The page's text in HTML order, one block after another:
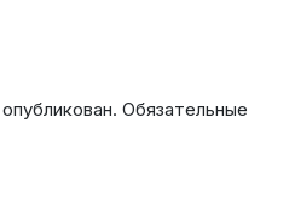
Обязательные